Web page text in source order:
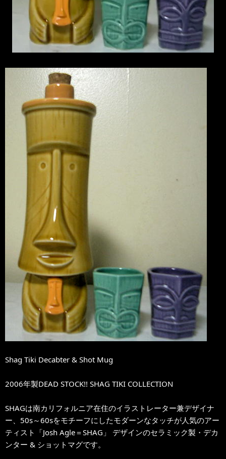
Shag Tiki Decabter & Shot Mug
2006年製DEAD STOCK!! SHAG TIKI COLLECTION
SHAGは南カリフォルニア在住のイラストレーター兼デザイナ
ー、50s～60sをモチーフにしたモダーンなタッチが人気のアー
ティスト「Josh Agle＝SHAG」 デザインのセラミック製・デカ
ンター & ショットマグです。